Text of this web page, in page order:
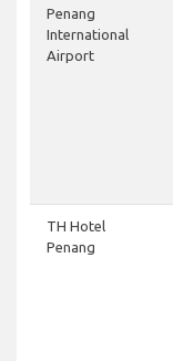
Penang
International
Airport
TH Hotel
Penang